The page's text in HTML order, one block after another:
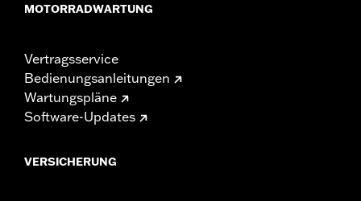
MOTORRADWARTUNG
Vertragsservice
Bedienungsanleitungen
Wartungspläne
Software-Updates
VERSICHERUNG